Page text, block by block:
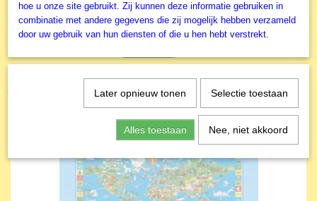
Deze boekenserie is heel erg populair in Duitsland.
Ook interessant
hoe u onze site gebruikt. Zij kunnen deze informatie gebruiken in
combinatie met andere gegevens die zij mogelijk hebben verzameld
door uw gebruik van hun diensten of die u hen hebt verstrekt.
Later opnieuw tonen Selectie toestaan
Alles toestaan Nee, niet akkoord